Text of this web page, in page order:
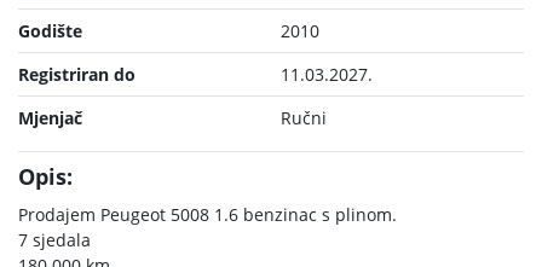
Godište
2010
Registriran do
11.03.2027.
Mjenjač
Ručni
Opis:
Prodajem Peugeot 5008 1.6 benzinac s plinom.
7 sjedala